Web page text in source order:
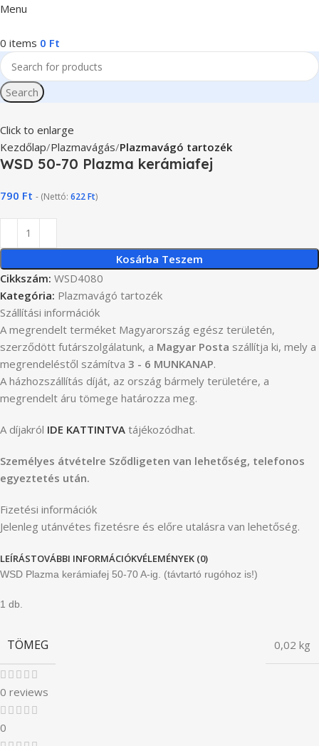
Menu
0 items 0 Ft
Search
Click to enlarge
Kezdőlap Plazmavágás Plazmavágó tartozék
WSD 50-70 Plazma kerámiafej
790 Ft - (Nettó: 622Ft)
Kosárba Teszem
Cikkszám: WSD4080
Kategória: Plazmavágó tartozék
Szállítási információk
A megrendelt terméket Magyarország egész területén,
szerződött futárszolgálatunk, a Magyar Posta szállítja ki, mely a
megrendeléstől számítva 3 - 6 MUNKANAP.
A házhozszállítás díját, az ország bármely területére, a
megrendelt áru tömege határozza meg.
A díjakról IDE KATTINTVA tájékozódhat.
Személyes átvételre Sződligeten van lehetőség, telefonos
egyeztetés után.
Fizetési információk
Jelenleg utánvétes fizetésre és előre utalásra van lehetőség.
LEÍRÁSTOVÁBBI INFORMÁCIÓKVÉLEMÉNYEK (0)
WSD Plazma kerámiafej 50-70 A-ig. (távtartó rugóhoz is!)
1 db.
TÖMEG 0,02 kg
0 reviews
0